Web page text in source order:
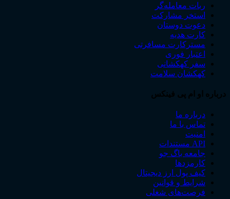
ربات معامله‌گر
استخر مشارکت
دعوت دوستان
کارت هدیه
مسترکارت مسافرتی
اعتبار فوری
سفر کهکشانی
کهکشان سلامت
درباره او ام پی فینکس
درباره ما
تماس با ما
امنیت
API مستندات
جامعه باگ جو
کارمزدها
کیف پول ارز دیجیتال
شرایط و قوانین
فرصت‌های شغلی